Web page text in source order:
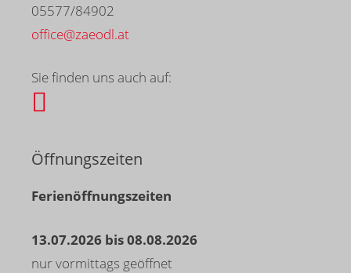
05577/84902
office@zaeodl.at
Sie finden uns auch auf:
Öffnungszeiten
Ferienöffnungszeiten
13.07.2026 bis 08.08.2026
nur vormittags geöffnet